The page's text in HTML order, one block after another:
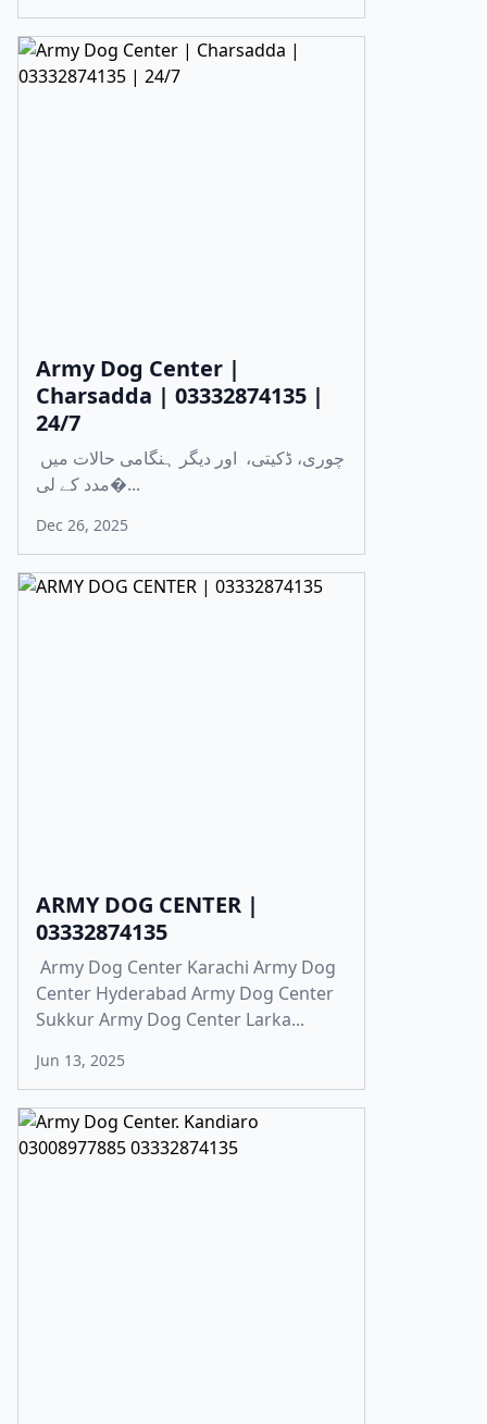
Army Dog Center |
Charsadda | 03332874135 |
24/7
مدد کے لی�...
Dec 26, 2025
ARMY DOG CENTER |
03332874135
Army Dog Center Karachi Army Dog
Center Hyderabad Army Dog Center
Sukkur Army Dog Center Larka...
Jun 13, 2025